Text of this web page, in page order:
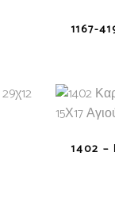
1167-
1402